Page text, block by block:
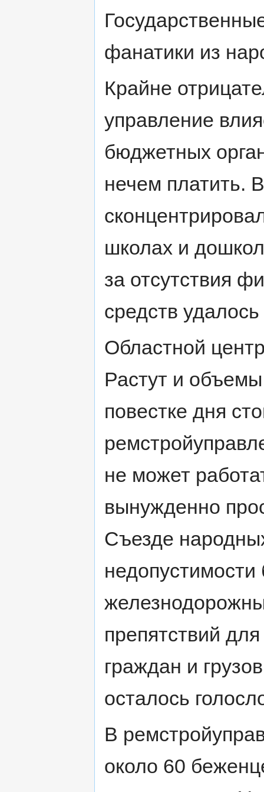
фанатики из
Крайне
управление
бюджетных
нечем платить.
школах и
за отсутствия
средств
Областной
Растут и
повестке дня
не может
вынужденно
Съезде
препятствий
граждан и
осталось
В
около 60